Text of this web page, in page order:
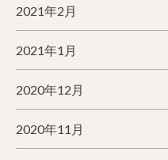
2021年2月
2021年1月
2020年12月
2020年11月